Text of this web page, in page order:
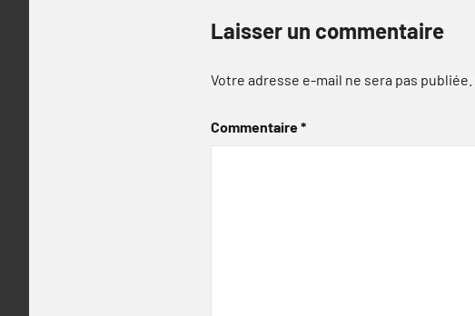
Laisser un commentaire
Votre adresse e-mail ne sera pas publiée.
Commentaire*